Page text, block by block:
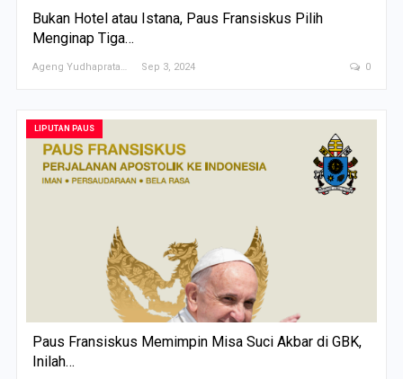
Bukan Hotel atau Istana, Paus Fransiskus Pilih
Menginap Tiga…
Ageng Yudhapratama Sep 3, 2024 0
LIPUTAN PAUS
Paus Fransiskus Memimpin Misa Suci Akbar di GBK,
Inilah…